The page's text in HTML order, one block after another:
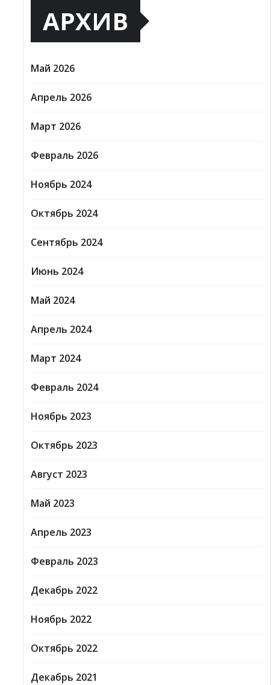
АРХИВ
Май 2026
Апрель 2026
Март 2026
Февраль 2026
Ноябрь 2024
Октябрь 2024
Сентябрь 2024
Июнь 2024
Май 2024
Апрель 2024
Март 2024
Февраль 2024
Ноябрь 2023
Октябрь 2023
Август 2023
Май 2023
Апрель 2023
Февраль 2023
Декабрь 2022
Ноябрь 2022
Октябрь 2022
Декабрь 2021